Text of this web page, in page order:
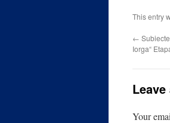
This entry
←
Iorga“
Your